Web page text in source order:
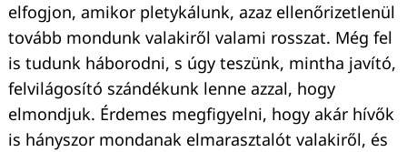
elfogjon, amikor pletykálunk, azaz ellenőrizetlenül
tovább mondunk valakiről valami rosszat. Még fel
is tudunk háborodni, s úgy teszünk, mintha javító,
felvilágosító szándékunk lenne azzal, hogy
elmondjuk. Érdemes megfigyelni, hogy akár hívők
is hányszor mondanak elmarasztalót valakiről, és